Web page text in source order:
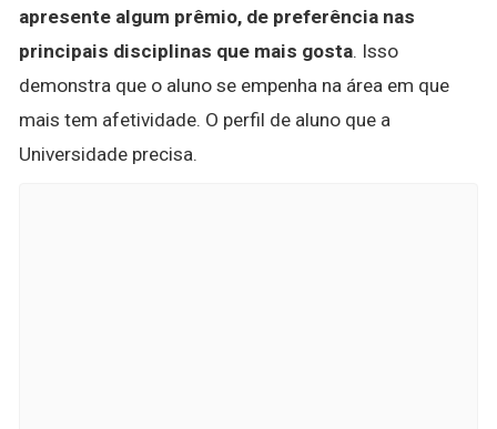
apresente algum prêmio, de preferência nas
principais disciplinas que mais gosta. Isso
demonstra que o aluno se empenha na área em que
mais tem afetividade. O perfil de aluno que a
Universidade precisa.